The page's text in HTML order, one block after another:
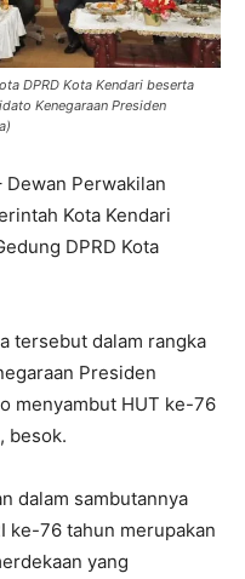
DPRD Kota Kendari beserta
Kenegaraan Presiden
Dewan Perwakilan
Kota Kendari
DPRD Kota
tersebut dalam rangka
Presiden
menyambut HUT ke-76
besok.
dalam sambutannya
ke-76 tahun merupakan
yang